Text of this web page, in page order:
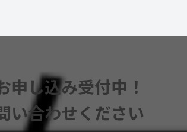
申し込み受付中！
い合わせください